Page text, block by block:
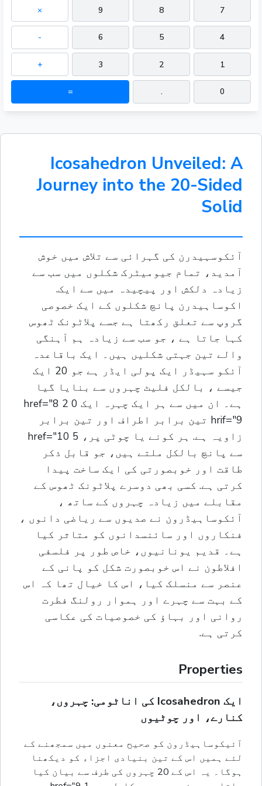
7
8
9
×
4
5
6
-
1
2
3
+
0
.
=
Icosahedron Unveiled: A
Journey into the 20-Sided
Solid
آئکوسہیدرن کی گہرائی سے تلاش میں خوش
آمدید، تمام جیومیٹرک شکلوں میں سب سے
زیادہ دلکش اور پیچیدہ میں سے ایک.
اکوساہیدرن پانچ شکلوں کے ایک خصوصی
گروپ سے تعلق رکھتا ہے جسے پلاٹونک ٹھوس
کہا جاتا ہے ، جو سب سے زیادہ ہم آہنگی
والے تین جہتی شکلیں ہیں۔ ایک باقاعدہ
آئکو سہیڈر ایک پولی ایڈر ہے جو 20 ایک
جیسے ، بالکل فلیٹ چہروں سے بنایا گیا
ہے۔ ان میں سے ہر ایک چہرہ ایک 0 href="8 2
hrif="9 تین برابر اطراف اور تین برابر
زاویہ ہے. ہر کونے یا چوٹی پر، 5 href="10
سے پانچ بالکل ملتے ہیں، جو قابل ذکر
طاقت اور خوبصورتی کی ایک ساخت پیدا
کرتی ہے. کسی بھی دوسرے پلاٹونک ٹھوس کے
مقابلے میں زیادہ چہروں کے ساتھ ،
آئکوساہیڈرون نے صدیوں سے ریاضی دانوں ،
فنکاروں اور سائنسدانوں کو متاثر کیا
ہے۔ قدیم یونانیوں، خاص طور پر فلسفی
افلاطون نے اس خوبصورت شکل کو پانی کے
عنصر سے منسلک کیا، اس کا خیال تھا کہ اس
کے بہت سے چہرے اور ہموار رولنگ فطرت
روانی اور بہاؤ کی خصوصیات کی عکاسی
کرتی ہے.
Properties
ایک Icosahedron کی اناٹومی: چہروں،
کنارے، اور چوٹیوں
آئیکوساہیڈرون کو صحیح معنوں میں سمجھنے کے
لئے ہمیں اس کے تین بنیادی اجزاء کو دیکھنا
ہوگا۔ یہ اس کے 20 چہروں کی طرف سے بیان کیا